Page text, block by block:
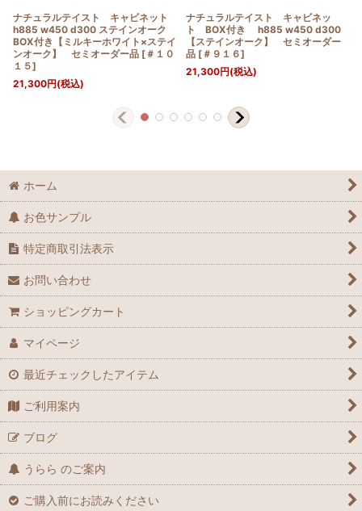
ナチュラルテイスト キャビネット
h885 w450 d300 ステインオーク
BOX付き【ミルキーホワイト×ステイ
ンオーク】 セミオーダー品 [ ＃１０
１５]
21,300円(税込)
ナチュラルテイスト キャビネッ
ト BOX付き h885 w450 d300
【ステインオーク】 セミオーダー
品 [ ＃９１６]
21,300円(税込)
ホーム
お色サンプル
特定商取引法表示
お問い合わせ
ショッピングカート
マイページ
最近チェックしたアイテム
ご利用案内
ブログ
うらら のご案内
ご購入前にお読みください